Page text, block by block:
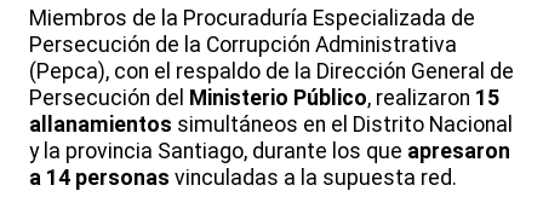
Miembros de la Procuraduría Especializada de
Persecución de la Corrupción Administrativa
(Pepca), con el respaldo de la Dirección General de
Persecución del Ministerio Público, realizaron 15
allanamientos simultáneos en el Distrito Nacional
y la provincia Santiago, durante los que apresaron
a 14 personas vinculadas a la supuesta red.